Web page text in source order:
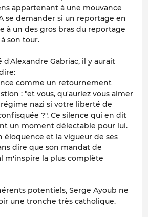
appartenant à une mouvance
se demander si un reportage en
à un des gros bras du reportage
son tour.
d'Alexandre Gabriac, il y aurait
comme un retournement
: "et vous, qu'auriez vous aimer
nazi si votre liberté de
?". Ce silence qui en dit
un moment délectable pour lui.
éloquence et la vigueur de ses
dire que son mandat de
m'inspire la plus complète
potentiels, Serge Ayoub ne
une tronche très catholique.